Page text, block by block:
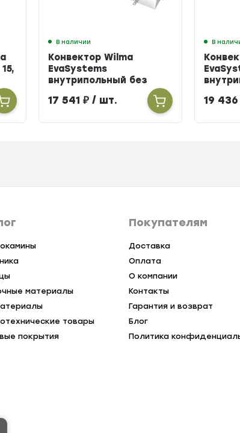
В наличии
Конвектор Wilma
EvaSystems
внутрипольный без
вентилятора ширина
258мм высота 90мм
17 541₽ / шт.
В
258мм
19
материалы
товары
покрытия
Покупателям
Доставка
Оплата
О компании
Контакты
Гарантия и возврат
Блог
Политика